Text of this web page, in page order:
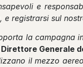
e
e registrarsi sul
la
Direttore Generale
il mezzo